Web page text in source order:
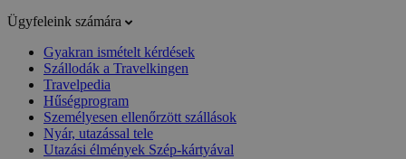
Ügyfeleink számára
Gyakran ismételt kérdések
Szállodák a Travelkingen
Travelpedia
Hűségprogram
Személyesen ellenőrzött szállások
Nyár, utazással tele
Utazási élmények Szép-kártyával